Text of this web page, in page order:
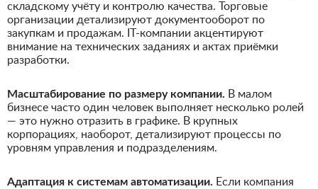
складскому учёту и контролю качества. Торговые
организации детализируют документооборот по
закупкам и продажам. IT-компании акцентируют
внимание на технических заданиях и актах приёмки
разработки.
Масштабирование по размеру компании. В малом
бизнесе часто один человек выполняет несколько ролей
— это нужно отразить в графике. В крупных
корпорациях, наоборот, детализируют процессы по
уровням управления и подразделениям.
Адаптация к системам автоматизации. Если компания